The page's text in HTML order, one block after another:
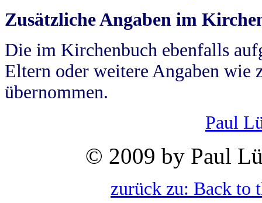
Zusätzliche Angaben im
Die im Kirchenbuch ebenfalls
Eltern oder weitere Angaben wie
übernommen.
Paul
© 2009 by Paul
zurück zu: Back to